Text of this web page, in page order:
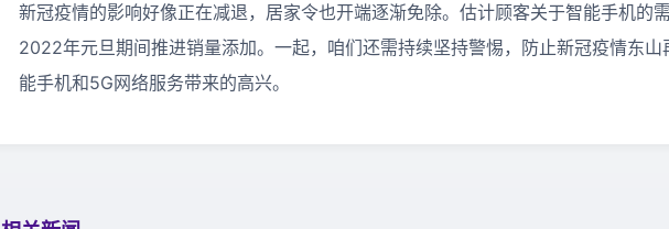
新冠疫情的影响好像正在减退，居家令也开端逐渐免除。估计顾客关于智能手机的
2022年元旦期间推进销量添加。一起，咱们还需持续坚持警惕，防止新冠疫情东
能手机和5G网络服务带来的高兴。